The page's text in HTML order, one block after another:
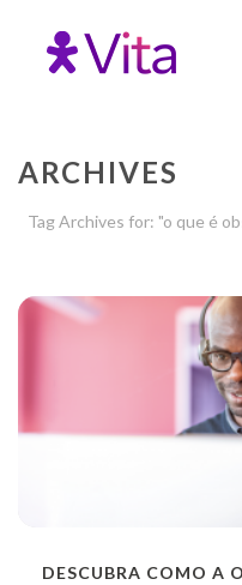
ARCHIVES
Tag Archives for: "o que é
DESCUBRA COMO A